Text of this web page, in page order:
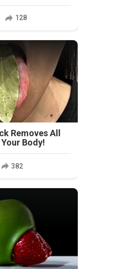
128
Removes All
Body!
382